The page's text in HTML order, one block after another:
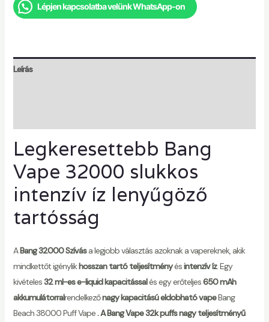
Lépjen kapcsolatba velünk WhatsApp-on
Leírás
Legkeresettebb Bang
Vape 32000 slukkos
intenzív íz lenyűgöző
tartósság
ABang 32000 Szívása legjobb választás azoknak a vapereknek, akik
mindkettőt igénylikhosszan tartó teljesítményésintenzív íz. Egy
kivételes32 ml-es e-liquid kapacitássalés egy erőteljes650 mAh
akkumulátorralrendelkezőnagy kapacitású eldobható vapeBang
Beach 38000 Puff Vape . A Bang Vape 32k puffs nagy teljesítményű